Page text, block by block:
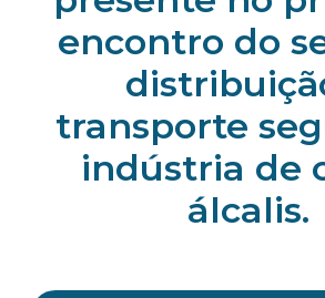
encontro do
transporte
indústria de
álcalis.